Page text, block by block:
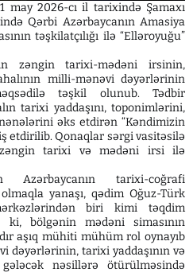
may 2026-cı il tarixində Şamaxı
Qərbi Azərbaycanın Amasiya
təşkilatçılığı ilə “Elləroyuğu”
zəngin tarixi-mədəni irsinin,
milli-mənəvi dəyərlərinin
təşkil olunub. Tədbir
tarixi yaddaşını, toponimlərini,
əks etdirən “Kəndimizin
etdirilib. Qonaqlar sərgi vasitəsilə
zəngin tarixi və mədəni irsi ilə
Azərbaycanın tarixi-coğrafi
yanaşı, qədim Oğuz-Türk
biri kimi təqdim
bölgənin mədəni simasının
aşıq mühiti mühüm rol oynayıb
dəyərlərinin, tarixi yaddaşının və
nəsillərə ötürülməsində